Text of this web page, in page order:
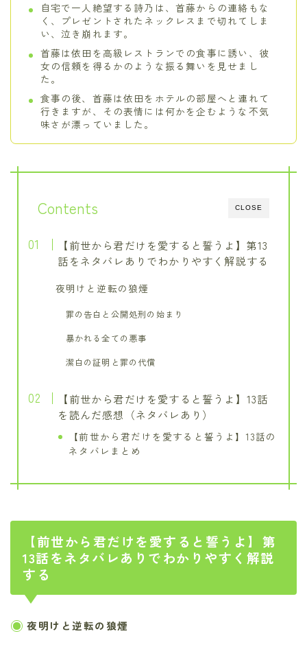
自宅で一人絶望する詩乃は、首藤からの連絡もな
く、プレゼントされたネックレスまで切れてしま
い、泣き崩れます。
首藤は依田を高級レストランでの食事に誘い、彼
女の信頼を得るかのような振る舞いを見せまし
た。
食事の後、首藤は依田をホテルの部屋へと連れて
行きますが、その表情には何かを企むような不気
味さが漂っていました。
CLOSE
Contents
【前世から君だけを愛すると誓うよ】第13
話をネタバレありでわかりやすく解説する
夜明けと逆転の狼煙
罪の告白と公開処刑の始まり
暴かれる全ての悪事
潔白の証明と罪の代償
【前世から君だけを愛すると誓うよ】13話
を読んだ感想（ネタバレあり）
【前世から君だけを愛すると誓うよ】13話の
ネタバレまとめ
【前世から君だけを愛すると誓うよ】第
13話をネタバレありでわかりやすく解説
する
夜明けと逆転の狼煙